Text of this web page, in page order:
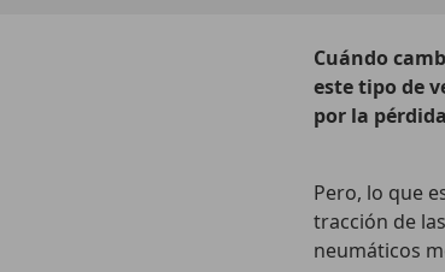
Cuándo
este tipo de
por la
Pero, lo que
tracción de
neumáticos